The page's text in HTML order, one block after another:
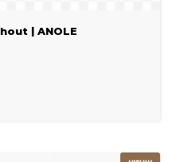
| ANOLE